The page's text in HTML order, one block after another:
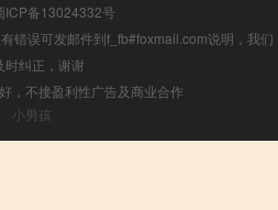
ICP备13024332号
错误可发邮件到f_fb#foxmail.com说明，我们
时纠正，谢谢
，不接盈利性广告及商业合作
小男孩